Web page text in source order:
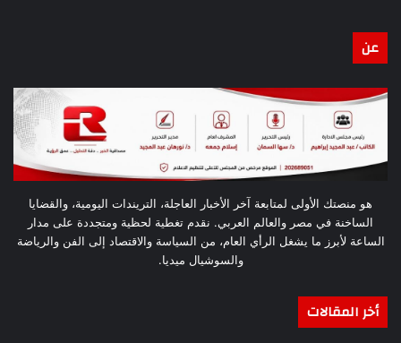
عن
هو منصتك الأولى لمتابعة آخر الأخبار العاجلة، التريندات اليومية، والقضايا
الساخنة في مصر والعالم العربي. نقدم تغطية لحظية ومتجددة على مدار
الساعة لأبرز ما يشغل الرأي العام، من السياسة والاقتصاد إلى الفن والرياضة
والسوشيال ميديا.
أخر المقالات